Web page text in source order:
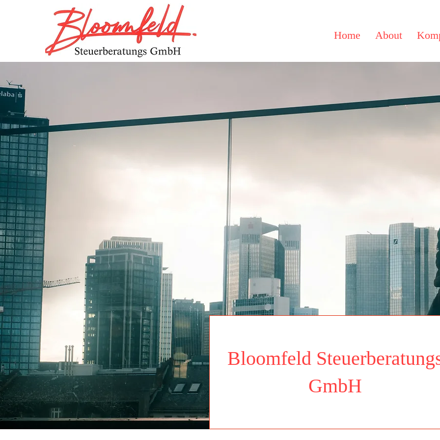
Home About
Bloomfeld
GmbH